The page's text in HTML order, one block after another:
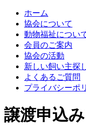
ホーム
協会について
動物福祉につい
会員のご案内
協会の活動
新しい飼い主探
よくあるご質問
プライバシーポ
譲渡申込